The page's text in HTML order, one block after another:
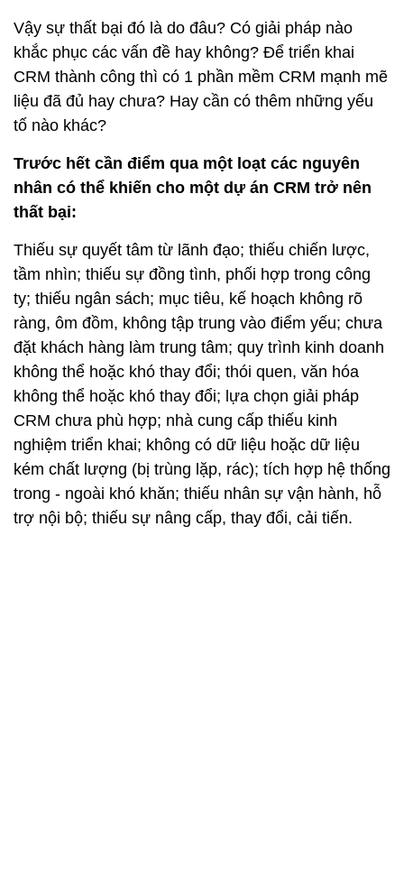
Vậy sự thất bại đó là do đâu? Có giải pháp nào
khắc phục các vấn đề hay không? Để triển khai
CRM thành công thì có 1 phần mềm CRM mạnh mẽ
liệu đã đủ hay chưa? Hay cần có thêm những yếu
tố nào khác?
Trước hết cần điểm qua một loạt các nguyên
nhân có thể khiến cho một dự án CRM trở nên
thất bại:
Thiếu sự quyết tâm từ lãnh đạo; thiếu chiến lược,
tầm nhìn; thiếu sự đồng tình, phối hợp trong công
ty; thiếu ngân sách; mục tiêu, kế hoạch không rõ
ràng, ôm đồm, không tập trung vào điểm yếu; chưa
đặt khách hàng làm trung tâm; quy trình kinh doanh
không thể hoặc khó thay đổi; thói quen, văn hóa
không thể hoặc khó thay đổi; lựa chọn giải pháp
CRM chưa phù hợp; nhà cung cấp thiếu kinh
nghiệm triển khai; không có dữ liệu hoặc dữ liệu
kém chất lượng (bị trùng lặp, rác); tích hợp hệ thống
trong - ngoài khó khăn; thiếu nhân sự vận hành, hỗ
trợ nội bộ; thiếu sự nâng cấp, thay đổi, cải tiến.